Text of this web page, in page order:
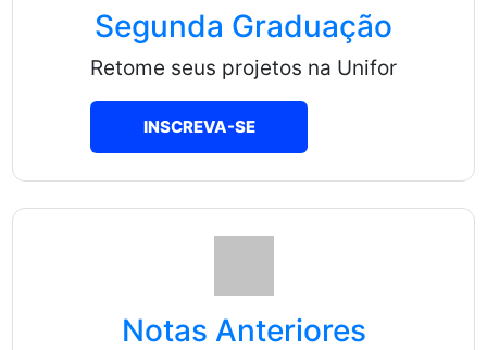
Segunda Graduação
Retome seus projetos na Unifor
INSCREVA-SE
Notas Anteriores